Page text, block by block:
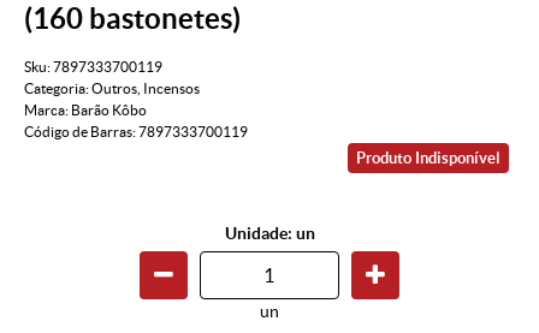
(160 bastonetes)
Sku:7897333700119
Categoria:Outros
Incensos
Marca: Barão Kôbo
Código de Barras:7897333700119
Produto Indisponível
Unidade: un
un